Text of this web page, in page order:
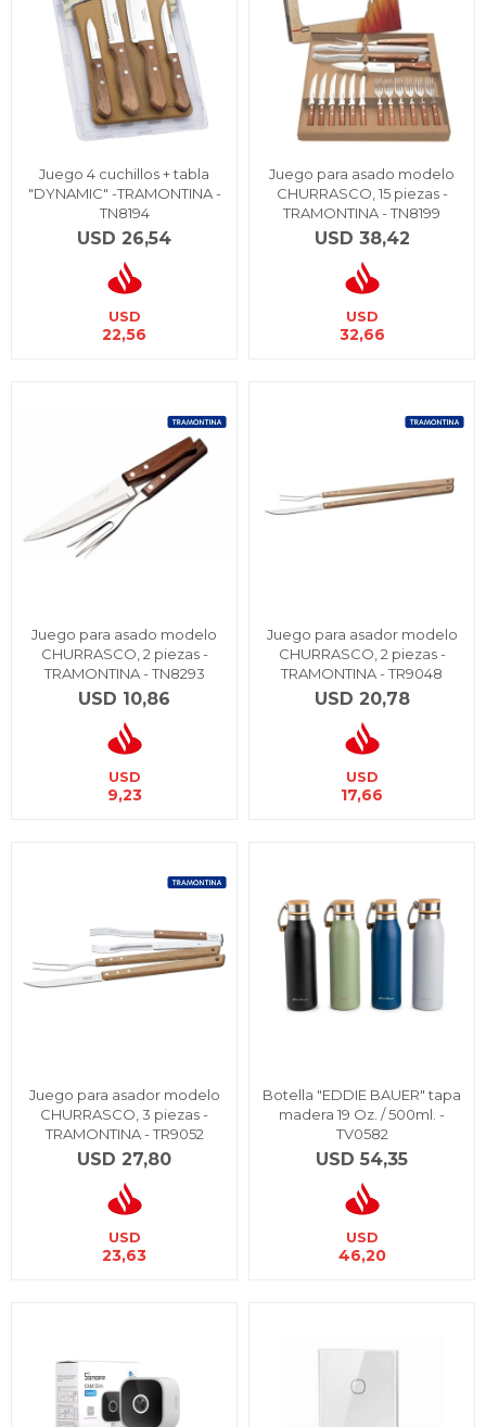
Juego 4 cuchillos + tabla
"DYNAMIC" -TRAMONTINA -
TN8194
USD 26,54
USD
22,56
Juego para asado modelo
CHURRASCO, 15 piezas -
TRAMONTINA - TN8199
USD 38,42
USD
32,66
Juego para asado modelo
CHURRASCO, 2 piezas -
TRAMONTINA - TN8293
USD 10,86
USD
9,23
Juego para asador modelo
CHURRASCO, 2 piezas -
TRAMONTINA - TR9048
USD 20,78
USD
17,66
Juego para asador modelo
CHURRASCO, 3 piezas -
TRAMONTINA - TR9052
USD 27,80
USD
23,63
Botella "EDDIE BAUER" tapa
madera 19 Oz. / 500ml. -
TV0582
USD 54,35
USD
46,20